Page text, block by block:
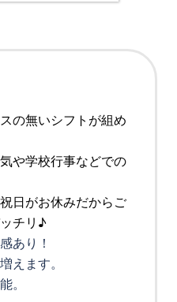
の無いシフトが組め
や学校行事などでの
日がお休みだからご
チリ♪
あり！
えます。
。